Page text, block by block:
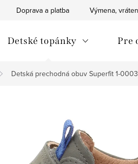
Doprava a platba Výmena,
Detské topánky Pre
Detská prechodná obuv Superfit 1-